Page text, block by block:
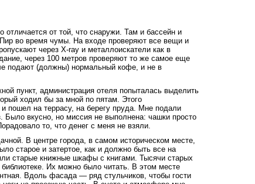
отличается от той, что снаружи. Там и бассейн и
во время чумы. На входе проверяют все вещи и
через X-ray и металлоискатели как в
через 100 метров проверяют то же самое еще
подают (должны) нормальный кофе, и не в
пункт, администрация отеля попыталась выделить
ходил бы за мной по пятам. Этого
пошел на террасу, на берегу пруда. Мне подали
вкусно, но миссия не выполнена: чашки просто
то, что денег с меня не взяли.
В центре города, в самом историческом месте,
старое и затертое, как и должно быть все на
старые книжные шкафы с книгами. Тысячи старых
библиотеке. Их можно было читать. В этом месте
Вдоль фасада — ряд стульчиков, чтобы гости